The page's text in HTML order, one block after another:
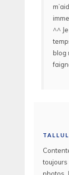
^^
blog